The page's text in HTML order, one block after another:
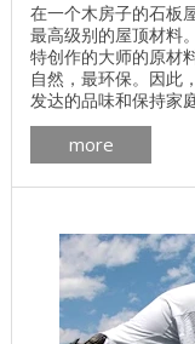
在一个木房子的石板
最高级别的屋顶材料
特创作的大师的原材
自然，最环保。因此
发达的品味和保持家
筑，宫殿和教堂 的屋
more